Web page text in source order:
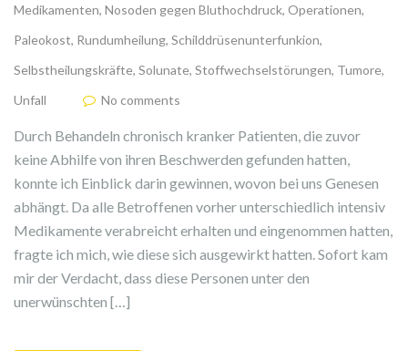
Medikamenten, Nosoden gegen Bluthochdruck, Operationen,
Paleokost, Rundumheilung, Schilddrüsenunterfunkion,
Selbstheilungskräfte, Solunate, Stoffwechselstörungen, Tumore,
Unfall
No comments
Durch Behandeln chronisch kranker Patienten, die zuvor
keine Abhilfe von ihren Beschwerden gefunden hatten,
konnte ich Einblick darin gewinnen, wovon bei uns Genesen
abhängt. Da alle Betroffenen vorher unterschiedlich intensiv
Medikamente verabreicht erhalten und eingenommen hatten,
fragte ich mich, wie diese sich ausgewirkt hatten. Sofort kam
mir der Verdacht, dass diese Personen unter den
unerwünschten […]